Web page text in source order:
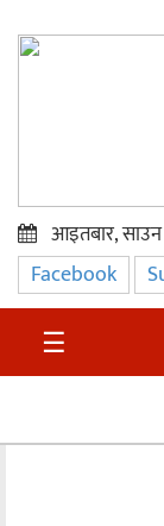
प्रमुख
समाचार
सुदुर
आइतबार,
Facebook
☰